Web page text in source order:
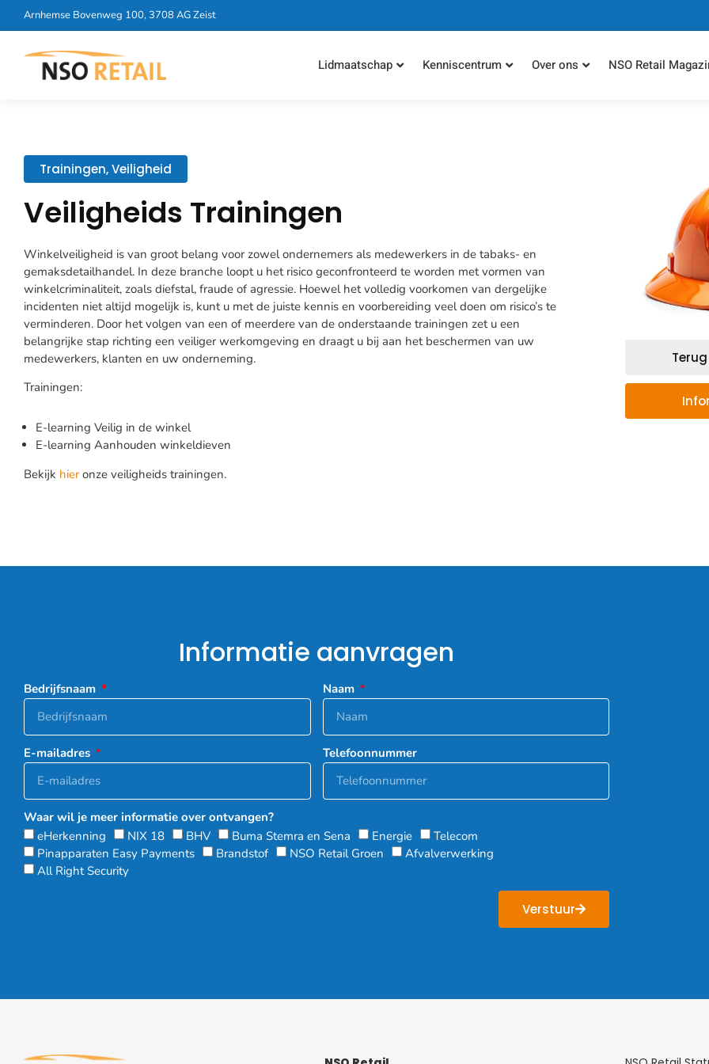
Arnhemse Bovenweg 100, 3708 AG Zeist
Lidmaatschap Kenniscentrum Over ons NSO Retail
Trainingen,Veiligheid
Veiligheids Trainingen
Winkelveiligheid is van groot belang voor zowel ondernemers als medewerkers in de tabaks- en
gemaksdetailhandel. In deze branche loopt u het risico geconfronteerd te worden met vormen van
winkelcriminaliteit, zoals diefstal, fraude of agressie. Hoewel het volledig voorkomen van dergelijke
incidenten niet altijd mogelijk is, kunt u met de juiste kennis en voorbereiding veel doen om risico’s te
verminderen. Door het volgen van een of meerdere van de onderstaande trainingen zet u een
belangrijke stap richting een veiliger werkomgeving en draagt u bij aan het beschermen van uw
medewerkers, klanten en uw onderneming.
Trainingen:
E-learning Veilig in de winkel
E-learning Aanhouden winkeldieven
Bekijk hieronze veiligheids trainingen.
Informatie aanvragen
Bedrijfsnaam Naam
E-mailadres Telefoonnummer
Waar wil je meer informatie over ontvangen?
eHerkenning
NIX 18 BHV Buma Stemra en Sena Energie
Telecom
Pinapparaten Easy Payments
Brandstof NSO Retail Groen
Afvalverwerking
All Right Security
Verstuur